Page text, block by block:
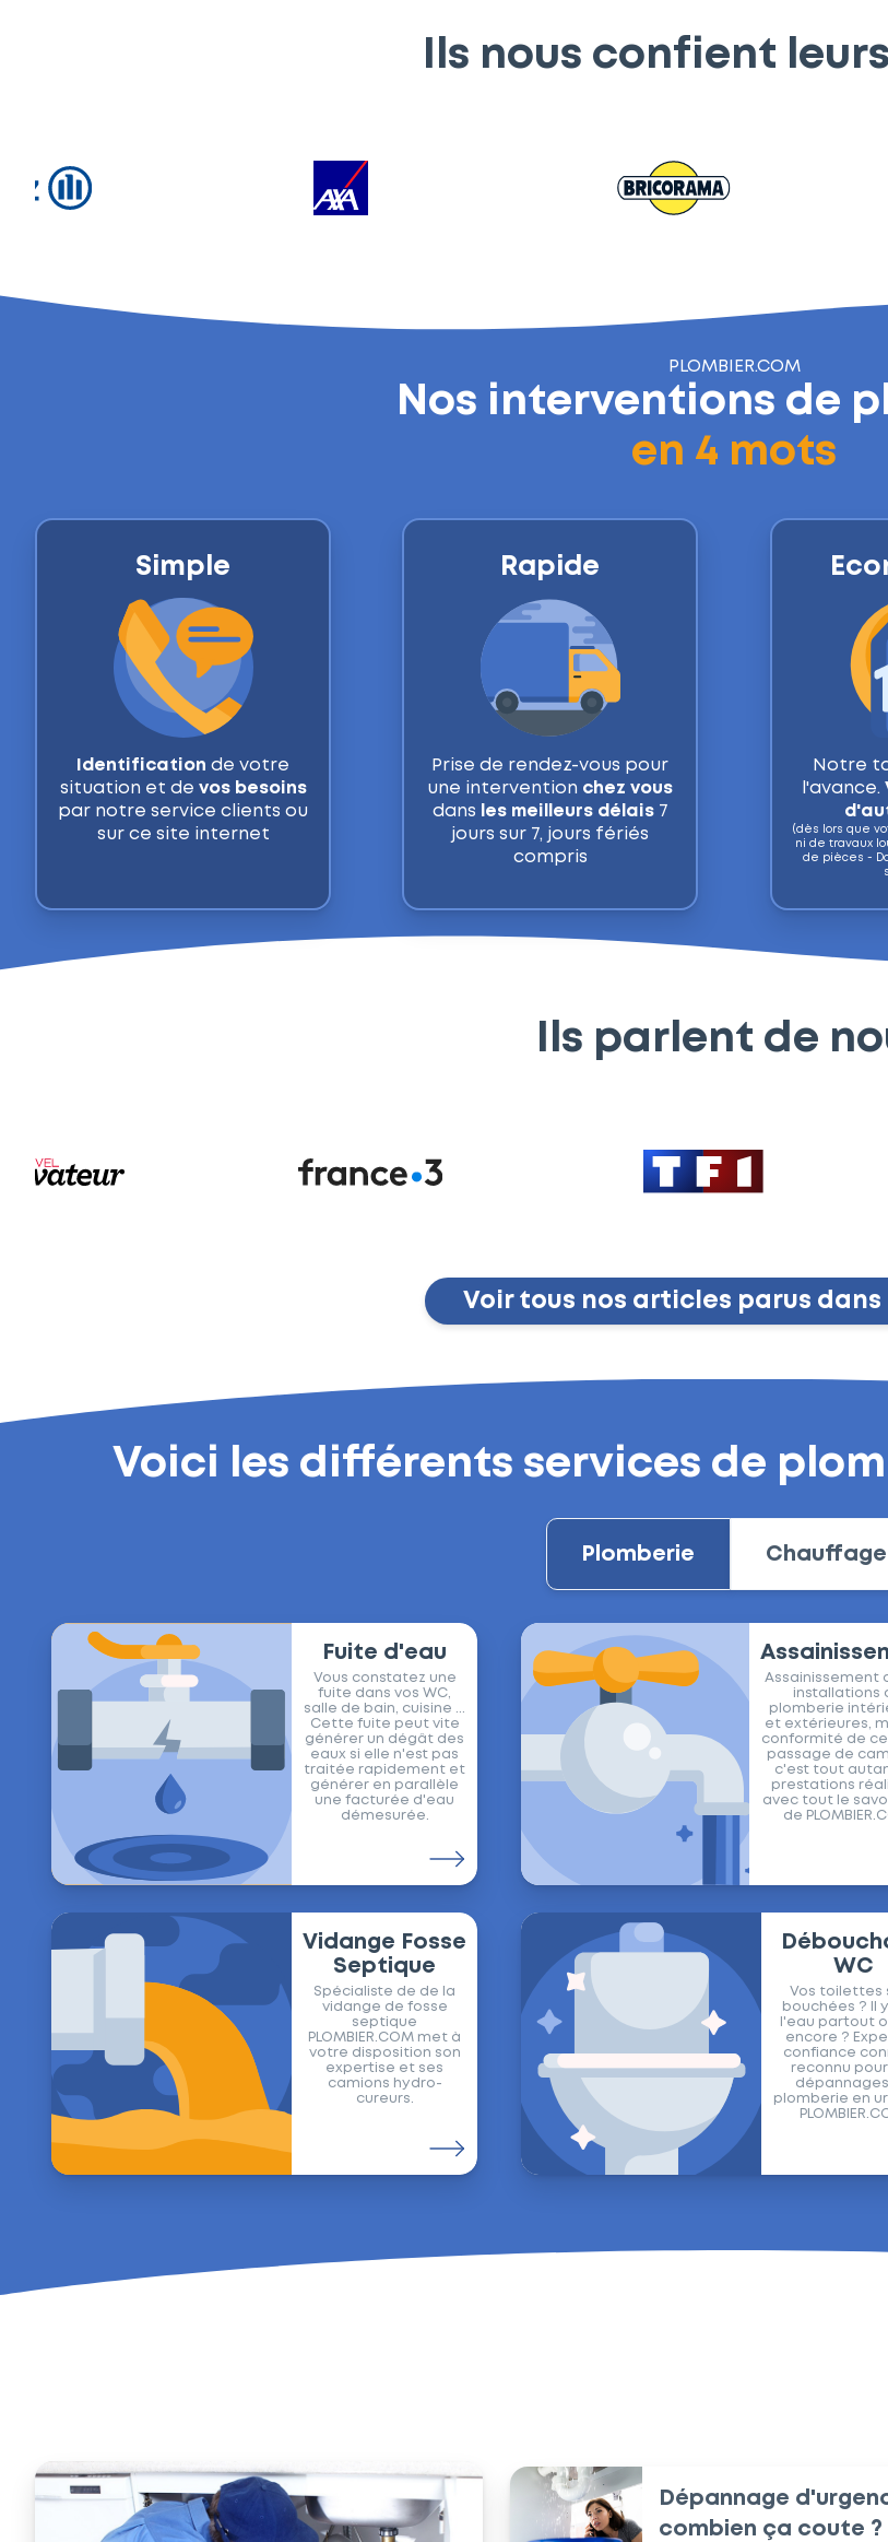
Ils nous confient
PLOMBIER.COM
Nos interventions de
en 4 mots
Simple
Identification de votre
situation et de vos besoins
par notre service clients ou
sur ce site internet
Rapide
Prise de rendez-vous pour
une intervention chez vous
dans
les meilleurs délais7
jours sur 7, jours fériés
compris
Notre
l'avance.
(dès lors que
ni de travaux
de pièces -
Ils parlent de
Voir tous nos articles parus dans
Voici les différents services de
Plomberie Chauffage
Fuite d'eau
Vous constatez une
fuite dans vos WC,
salle de bain, cuisine ...
Cette fuite peut vite
générer un dégât des
eaux si elle n'est pas
traitée rapidement et
générer en parallèle
une facturée d'eau
démesurée.
Assainissement
installations
plomberie
et extérieures,
conformité de
passage de
c'est tout
prestations
avec tout le
de
Vidange Fosse
Septique
Spécialiste de de la
vidange de fosse
septique
PLOMBIER.COM met à
votre disposition son
expertise et ses
camions hydro-
cureurs.
WC
Vos toilettes
bouchées ? Il
l'eau partout
encore ?
confiance
reconnu
plomberie en
Dépannage
combien ça coute ?